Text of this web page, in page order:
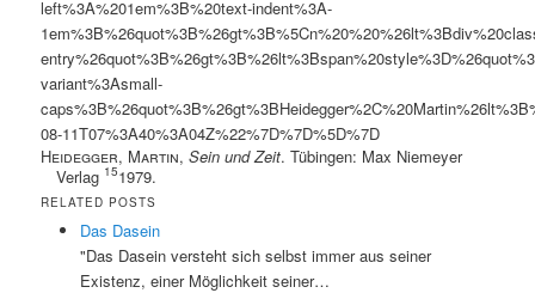
left%3A%201em%3B%20text-indent%3A-
variant%3Asmall-
08-11T07%3A40%3A04Z%22%7D%7D%5D%7D
Heidegger, Martin,Sein und Zeit. Tübingen: Max Niemeyer
Verlag 151979.
RELATED POSTS
Das Dasein
"Das Dasein versteht sich selbst immer aus seiner
Existenz, einer Möglichkeit seiner…